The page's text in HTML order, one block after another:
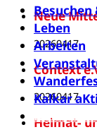
Besuchen
Leben
Arbeiten
Kalkar
Newsletter
Neue
20260417
Context
20260417
Heimat-